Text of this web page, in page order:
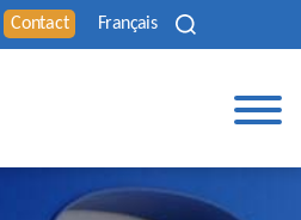
Contact Français